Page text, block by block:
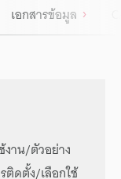
เอกสารข้อมูล
งาน/ตัวอย่าง
ติดตั้ง/เลือกใช้